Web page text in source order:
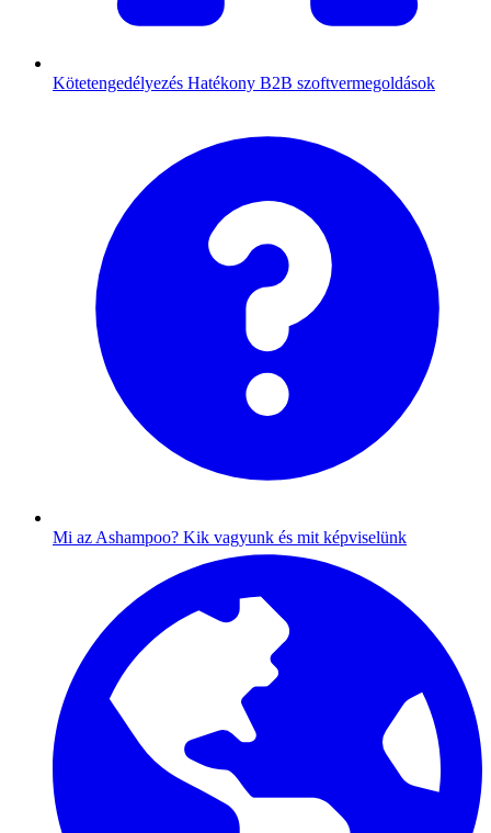
Kötetengedélyezés Hatékony B2B szoftvermegoldások
Mi az Ashampoo? Kik vagyunk és mit képviselünk